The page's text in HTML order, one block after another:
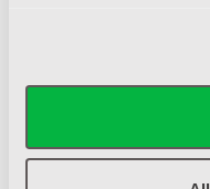
De te gebruiken
in een opbergvak
De losse hulpstukken
gebruik en zijn dus